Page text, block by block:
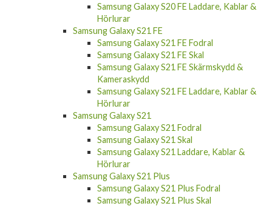
Samsung Galaxy S20 FE Laddare, Kablar &
Hörlurar
Samsung Galaxy S21 FE
Samsung Galaxy S21 FE Fodral
Samsung Galaxy S21 FE Skal
Samsung Galaxy S21 FE Skärmskydd &
Kameraskydd
Samsung Galaxy S21 FE Laddare, Kablar &
Hörlurar
Samsung Galaxy S21
Samsung Galaxy S21 Fodral
Samsung Galaxy S21 Skal
Samsung Galaxy S21 Laddare, Kablar &
Hörlurar
Samsung Galaxy S21 Plus
Samsung Galaxy S21 Plus Fodral
Samsung Galaxy S21 Plus Skal